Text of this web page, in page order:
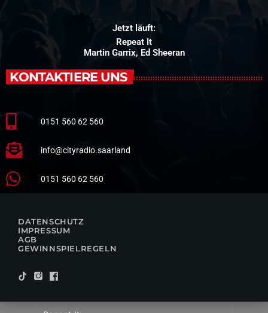
Jetzt läuft:
Repeat It
Martin Garrix, Ed Sheeran
KONTAKTIERE UNS
0151 560 62 560
info@cityradio.saarland
0151 560 62 560
DATENSCHUTZ
IMPRESSUM
AGB
GEWINNSPIELREGELN